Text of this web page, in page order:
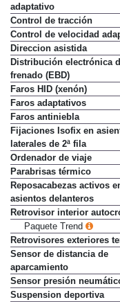
adaptativo
Control de tracción
Control de velocidad
Direccion asistida
Distribución electrónica
frenado (EBD)
Faros HID (xenón)
Faros adaptativos
Faros antiniebla
Fijaciones Isofix en
laterales de 2ª fila
Ordenador de viaje
Parabrisas térmico
Reposacabezas activos
asientos delanteros
Retrovisor interior
Paquete Trend
Retrovisores exteriores
Sensor de distancia de
aparcamiento
Sensor presión
Suspension deportiva